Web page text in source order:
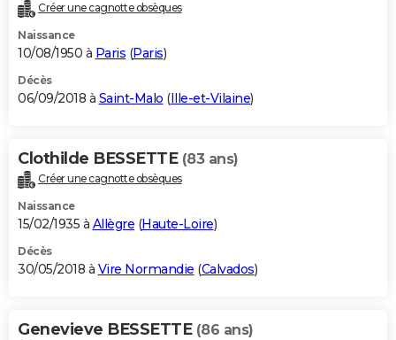
Créer une cagnotte obsèques
Naissance
10/08/1950 à Paris (Paris)
Décès
06/09/2018 à Saint-Malo (Ille-et-Vilaine)
Clothilde BESSETTE (83 ans)
Créer une cagnotte obsèques
Naissance
15/02/1935 à Allègre (Haute-Loire)
Décès
30/05/2018 à Vire Normandie (Calvados)
Genevieve BESSETTE (86 ans)